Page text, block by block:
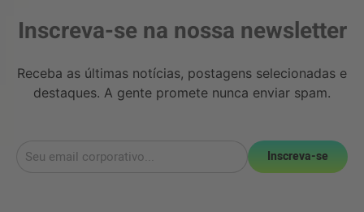
Inscreva-se na nossa newsletter
Receba as últimas notícias, postagens selecionadas e
destaques. A gente promete nunca enviar spam.
Inscreva-se